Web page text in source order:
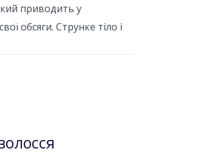
приводить у
обсяги. Струнке тіло і